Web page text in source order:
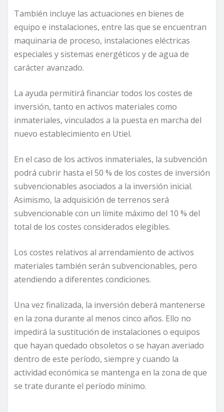
También incluye las actuaciones en bienes de
equipo e instalaciones, entre las que se encuentran
maquinaria de proceso, instalaciones eléctricas
especiales y sistemas energéticos y de agua de
carácter avanzado.
La ayuda permitirá financiar todos los costes de
inversión, tanto en activos materiales como
inmateriales, vinculados a la puesta en marcha del
nuevo establecimiento en Utiel.
En el caso de los activos inmateriales, la subvención
podrá cubrir hasta el 50 % de los costes de inversión
subvencionables asociados a la inversión inicial.
Asimismo, la adquisición de terrenos será
subvencionable con un límite máximo del 10 % del
total de los costes considerados elegibles.
Los costes relativos al arrendamiento de activos
materiales también serán subvencionables, pero
atendiendo a diferentes condiciones.
Una vez finalizada, la inversión deberá mantenerse
en la zona durante al menos cinco años. Ello no
impedirá la sustitución de instalaciones o equipos
que hayan quedado obsoletos o se hayan averiado
dentro de este período, siempre y cuando la
actividad económica se mantenga en la zona de que
se trate durante el período mínimo.